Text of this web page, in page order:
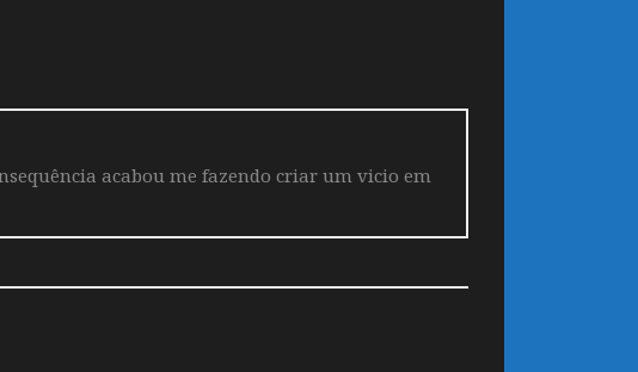
acabou me fazendo criar um vicio em